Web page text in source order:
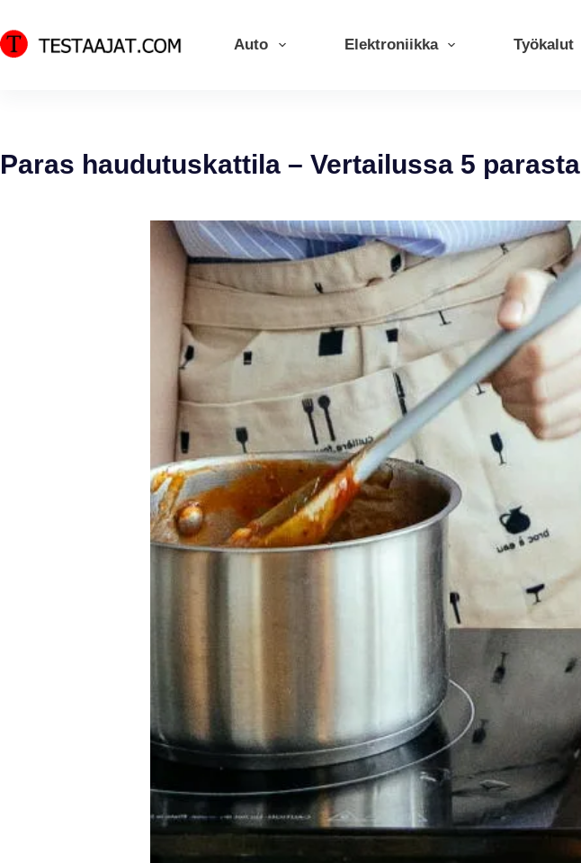
to
Auto Elektroniikka Työkalut
Paras haudutuskattila – Vertailussa 5 parasta